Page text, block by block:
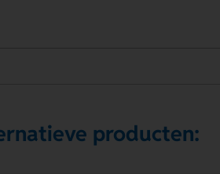
producten: